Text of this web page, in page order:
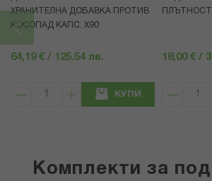
ХРАНИТЕЛНА ДОБАВКА ПРОТИВ
КОСОПАД КАПС. Х90
64,19 € / 125.54 лв.
КУПИ
ПЛЪТНОСТ
18,00 € /
Комплекти за